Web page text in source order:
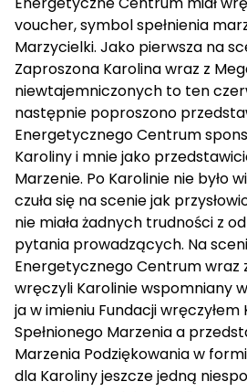
voucher, symbol spełnienia
Marzycielki. Jako pierwsza na
Zaproszona Karolina wraz z
niewtajemniczonych to ten
następnie poproszono
Energetycznego Centrum
Karoliny i mnie jako
Marzenie. Po Karolinie nie było
czuła się na scenie jak
nie miała żadnych trudności z
pytania prowadzących. Na
Energetycznego Centrum wraz
wręczyli Karolinie wspomniany
ja w imieniu Fundacji
Spełnionego Marzenia a
Marzenia Podziękowania w
dla Karoliny jeszcze jedną